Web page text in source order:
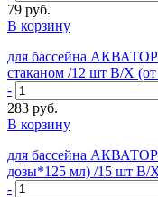
79 руб.
В корзину
для бассейна
стаканом /12 шт В/Х (от
-
283 руб.
В корзину
для бассейна
дозы*125 мл) /15 шт В/
-